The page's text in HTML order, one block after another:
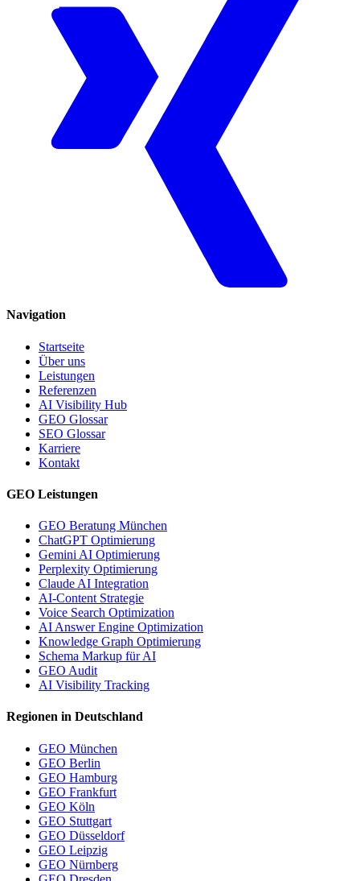
Navigation
Startseite
Über uns
Leistungen
Referenzen
AI Visibility Hub
GEO Glossar
SEO Glossar
Karriere
Kontakt
GEO Leistungen
GEO Beratung München
ChatGPT Optimierung
Gemini AI Optimierung
Perplexity Optimierung
Claude AI Integration
AI-Content Strategie
Voice Search Optimization
AI Answer Engine Optimization
Knowledge Graph Optimierung
Schema Markup für AI
GEO Audit
AI Visibility Tracking
Regionen in Deutschland
GEO München
GEO Berlin
GEO Hamburg
GEO Frankfurt
GEO Köln
GEO Stuttgart
GEO Düsseldorf
GEO Leipzig
GEO Nürnberg